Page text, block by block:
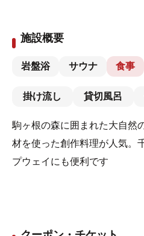
施設概要
岩盤浴 サウナ 食事
掛け流し 貸切風呂
駒ヶ根の森に囲まれた大自然
材を使った創作料理が人気。
プウェイにも便利です